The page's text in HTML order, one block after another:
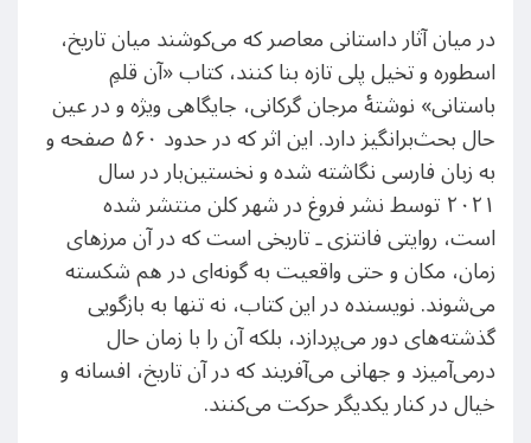
در میان آثار داستانی معاصر که می‌کوشند میان تاریخ،
اسطوره و تخیل پلی تازه بنا کنند، کتاب «آن قلمِ
باستانی» نوشتهٔ مرجان گرکانی، جایگاهی ویژه و در عین
حال بحث‌برانگیز دارد. این اثر که در حدود ۵۶۰ صفحه و
به زبان فارسی نگاشته شده و نخستین‌بار در سال
۲۰۲۱ توسط نشر فروغ در شهر کلن منتشر شده
است، روایتی فانتزی ـ تاریخی است که در آن مرزهای
زمان، مکان و حتی واقعیت به ‌گونه‌ای در هم شکسته
می‌شوند. نویسنده در این کتاب، نه تنها به بازگویی
گذشته‌های دور می‌پردازد، بلکه آن‌ را با زمان حال
درمی‌آمیزد و جهانی می‌آفریند که در آن تاریخ، افسانه و
خیال در کنار یکدیگر حرکت می‌کنند.